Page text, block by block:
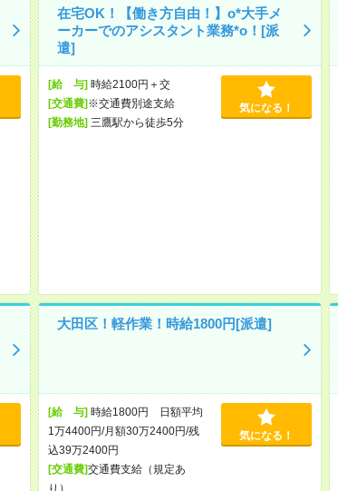
在宅OK！【働き方自由！】o*大手メ
ーカーでのアシスタント業務*o！[派
遣]
[給 与]時給2100円＋交
[交通費]※交通費別途支給
[勤務地]三鷹駅から徒歩5分
気になる！
大田区！軽作業！時給1800円[派遣]
[給 与]時給1800円 日額平均
1万4400円/月額30万2400円/残
込39万2400円
[交通費]交通費支給（規定あ
り）
気になる！